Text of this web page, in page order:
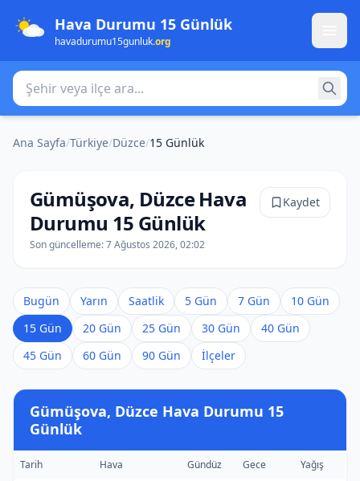
Hava Durumu 15 Günlük
havadurumu15gunluk.org
Şehir veya ilçe ara
Ana Sayfa/Türkiye/Düzce/15 Günlük
Gümüşova, Düzce Hava
Durumu 15 Günlük
Son güncelleme:7 Ağustos 2026, 02:02
Kaydet
Bugün Yarın Saatlik 5 Gün 7 Gün
10 Gün
15 Gün
20 Gün 25 Gün 30 Gün
40 Gün
45 Gün
60 Gün 90 Gün İlçeler
Gümüşova, Düzce Hava Durumu 15
Günlük
Tarih Hava Gündüz Gece Yağış